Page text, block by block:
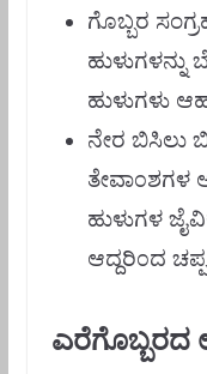
ಗೊಬ್ಬರ
ಹುಳುಗಳನ್ನು
ಹುಳುಗಳು
ನೇರ ಬಿಸಿಲು
ಹುಳುಗಳ
ಆದ್ದರಿ೦ದ